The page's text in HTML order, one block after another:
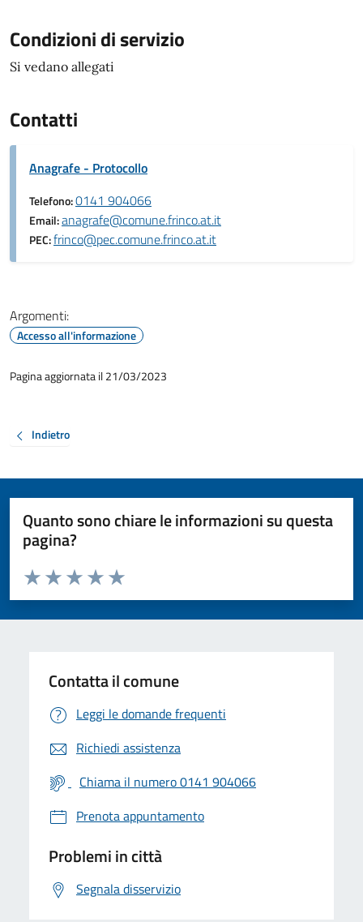
Condizioni di servizio
Si vedano allegati
Contatti
Anagrafe - Protocollo
Telefono:0141 904066
Email:anagrafe@comune.frinco.at.it
PEC:frinco@pec.comune.frinco.at.it
Argomenti:
Accesso all'informazione
Pagina aggiornata il 21/03/2023
Indietro
Quanto sono chiare le informazioni su questa
pagina?
Valuta da 1 a 5 stelle la pagina
Valuta 5 stelle su 5
Valuta 4 stelle su 5
Valuta 3 stelle su 5
Valuta 2 stelle su 5
Valuta 1 stelle su 5
Contatta il comune
Leggi le domande frequenti
Richiedi assistenza
Chiama il numero 0141 904066
Prenota appuntamento
Problemi in città
Segnala disservizio